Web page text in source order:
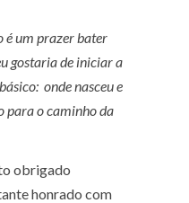
um prazer bater
gostaria de iniciar a
onde nasceu e
para o caminho da
obrigado
honrado com